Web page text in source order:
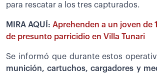
para rescatar a los tres capturados.
MIRA AQUÍ: Aprehenden a un joven de
de presunto parricidio en Villa Tunari
Se informó que durante estos
munición, cartuchos, cargadores y